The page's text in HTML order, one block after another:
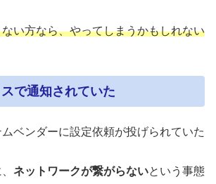
い方なら、やってしまうかもしれない
で通知されていた
ベンダーに設定依頼が投げられていた
ネットワークが繋がらないという事態